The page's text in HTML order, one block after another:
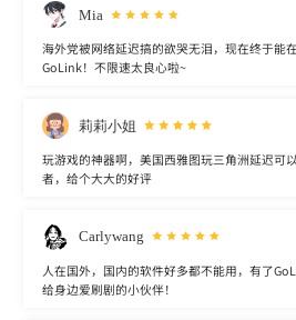
Mia
海外党被网络延迟搞的欲哭无泪，现在终于能
GoLink！不限速太良心啦~
莉莉小姐
玩游戏的神器啊，美国西雅图玩三角洲延迟可
者，给个大大的好评
Carlywang
人在国外，国内的软件好多都不能用，有了
给身边爱刷剧的小伙伴！